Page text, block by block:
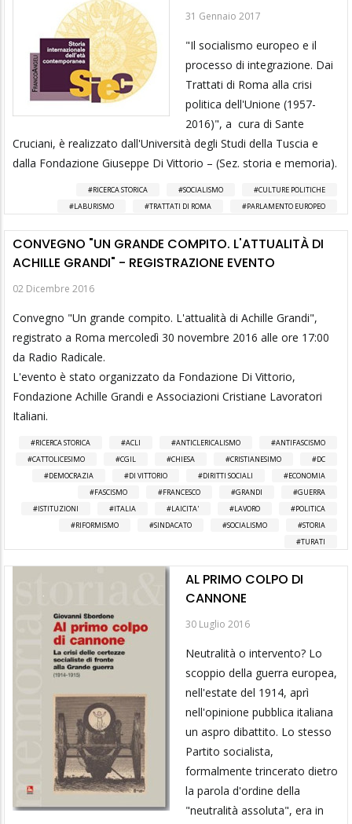
31 Gennaio 2017
"Il socialismo europeo e il
processo di integrazione. Dai
Trattati di Roma alla crisi
politica dell'Unione (1957-
2016)", a cura di Sante
Cruciani, è realizzato dall'Università degli Studi della Tuscia e
dalla Fondazione Giuseppe Di Vittorio – (Sez. storia e memoria).
RICERCA STORICA SOCIALISMO
CULTURE POLITICHE
LABURISMO
TRATTATI DI ROMA PARLAMENTO EUROPEO
CONVEGNO "UN GRANDE COMPITO. L'ATTUALITÀ DI
ACHILLE GRANDI" - REGISTRAZIONE EVENTO
02 Dicembre 2016
Convegno "Un grande compito. L'attualità di Achille Grandi",
registrato a Roma mercoledì 30 novembre 2016 alle ore 17:00
da Radio Radicale.
L'evento è stato organizzato da Fondazione Di Vittorio,
Fondazione Achille Grandi e Associazioni Cristiane Lavoratori
Italiani.
RICERCA STORICA ACLI ANTICLERICALISMO
ANTIFASCISMO
CATTOLICESIMO
CGIL CHIESA CRISTIANESIMO
DC
DEMOCRAZIA
DI VITTORIO DIRITTI SOCIALI
ECONOMIA
FASCISMO
FRANCESCO GRANDI
GUERRA
ISTITUZIONI
ITALIA LAICITA' LAVORO
POLITICA
RIFORMISMO
SINDACATO SOCIALISMO
STORIA
TURATI
AL PRIMO COLPO DI
CANNONE
30 Luglio 2016
Neutralità o intervento? Lo
scoppio della guerra europea,
nell'estate del 1914, aprì
nell'opinione pubblica italiana
un aspro dibattito. Lo stesso
Partito socialista,
formalmente trincerato dietro
la parola d'ordine della
"neutralità assoluta", era in